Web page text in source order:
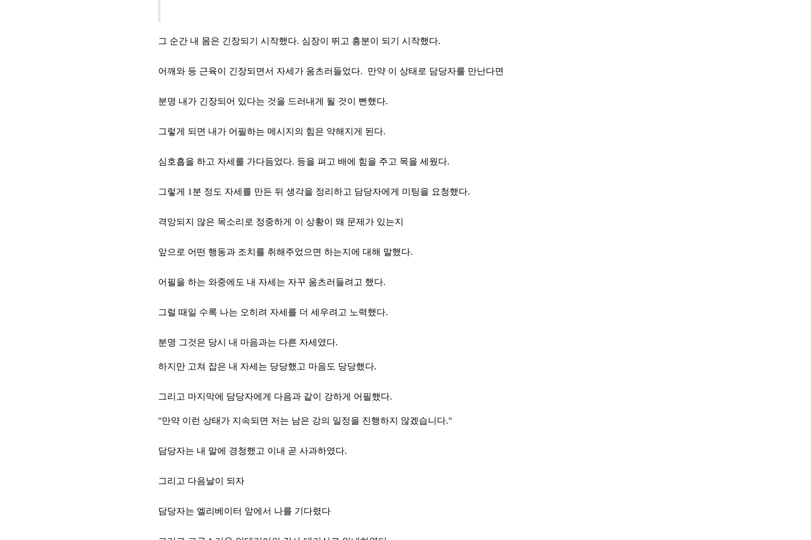
그 순간 내 몸은 긴장되기 시작했다. 심장이 뛰고 흥분이 되기 시작했다.
어깨와 등 근육이 긴장되면서 자세가 움츠러들었다. 만약 이 상태로 담당자를 만난다면
분명 내가 긴장되어 있다는 것을 드러내게 될 것이 뻔했다.
그렇게 되면 내가 어필하는 메시지의 힘은 약해지게 된다.
심호흡을 하고 자세를 가다듬었다. 등을 펴고 배에 힘을 주고 목을 세웠다.
그렇게 1 분 정도 자세를 만든 뒤 생각을 정리하고 담당자에게 미팅을 요청했다.
격앙되지 않은 목소리로 정중하게 이 상황이 왜 문제가 있는지
앞으로 어떤 행동과 조치를 취해주었으면 하는지에 대해 말했다.
어필을 하는 와중에도 내 자세는 자꾸 움츠러들려고 했다.
그럴 때일 수록 나는 오히려 자세를 더 세우려고 노력했다.
분명 그것은 당시 내 마음과는 다른 자세였다.
하지만 고쳐 잡은 내 자세는 당당했고 마음도 당당했다.
그리고 마지막에 담당자에게 다음과 같이 강하게 어필했다.
"만약 이런 상태가 지속되면 저는 남은 강의 일정을 진행하지 않겠습니다."
담당자는 내 말에 경청했고 이내 곧 사과하였다.
그리고 다음날이 되자
담당자는 엘리베이터 앞에서 나를 기다렸다